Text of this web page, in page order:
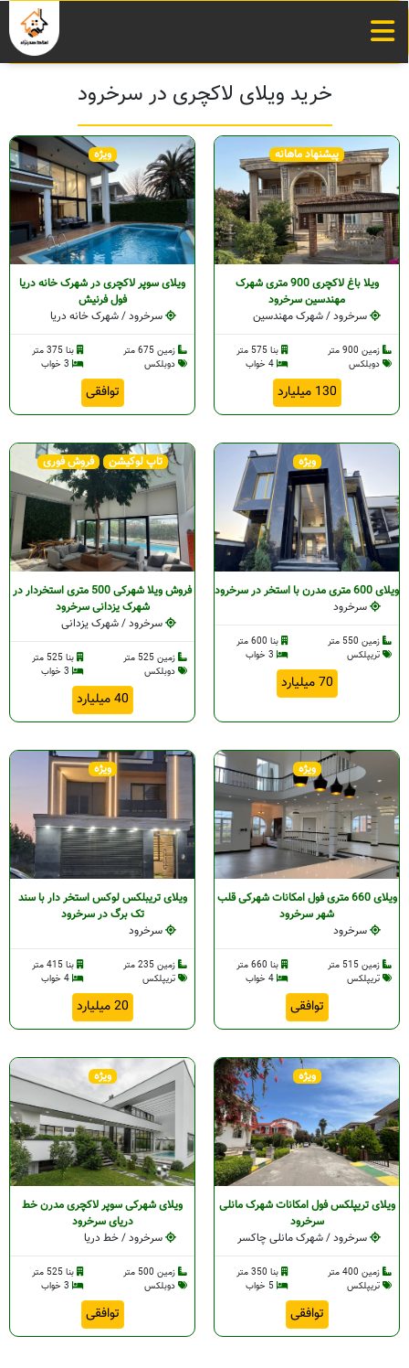
خرید ویلای لاکچری در سرخرود
پیشنهاد ماهانه
ویلا باغ لاکچری 900 متری شهرک
مهندسین سرخرود
سرخرود / شهرک مهندسین
زمین 900 متر
بنا 575 متر
دوبلکس
130 میلیارد
ویژه
ویلای سوپر لاکچری در شهرک خانه دریا
فول فرنیش
سرخرود / شهرک خانه دریا
زمین 675 متر
بنا 375 متر
دوبلکس
توافقی
ویژه
ویلای 600 متری مدرن با استخر در سرخرود
سرخرود
زمین 550 متر
بنا 600 متر
تریپلکس
70 میلیارد
تاپ لوکیشن فروش فوری
فروش ویلا شهرکی 500 متری استخردار در
شهرک یزدانی سرخرود
سرخرود / شهرک یزدانی
زمین 525 متر
بنا 525 متر
دوبلکس
40 میلیارد
ویژه
ویلای 660 متری فول امکانات شهرکی قلب
شهر سرخرود
سرخرود
زمین 515 متر
بنا 660 متر
تریپلکس
توافقی
ویژه
ویلای تریبلکس لوکس استخر دار با سند
تک برگ در سرخرود
سرخرود
زمین 235 متر
بنا 415 متر
تریپلکس
20 میلیارد
ویژه
ویلای تریپلکس فول امکانات شهرک مانلی
سرخرود
سرخرود / شهرک مانلی چاکسر
زمین 400 متر
بنا 350 متر
تریپلکس
توافقی
ویژه
ویلای شهرکی سوپر لاکچری مدرن خط
دریای سرخرود
سرخرود / خط دریا
زمین 500 متر
بنا 525 متر
دوبلکس
توافقی